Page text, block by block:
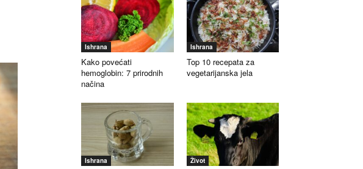
Ishrana
Kako povećati
hemoglobin: 7 prirodnih
načina
Ishrana
Top 10 recepata za
vegetarijanska jela
Ishrana Život